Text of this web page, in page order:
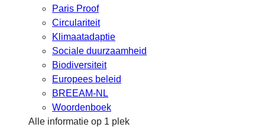
Paris Proof
Circulariteit
Klimaatadaptie
Sociale duurzaamheid
Biodiversiteit
Europees beleid
BREEAM-NL
Woordenboek
Alle informatie op 1 plek